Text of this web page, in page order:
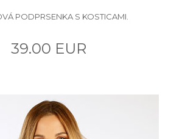
PODPRSENKA S KOSTICAMI.
39.00 EUR